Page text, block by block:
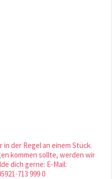
der Regel an einem Stück.
kommen sollte, werden wir
dich gerne: E-Mail:
713 999 0